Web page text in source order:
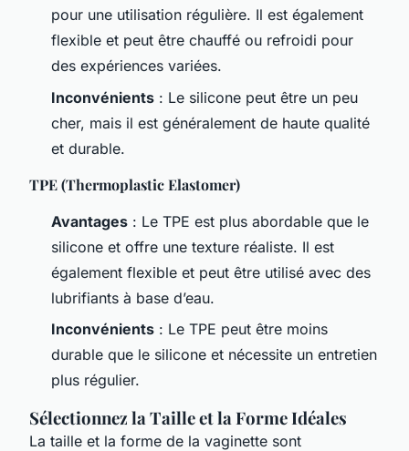
pour une utilisation régulière. Il est également
flexible et peut être chauffé ou refroidi pour
des expériences variées.
Inconvénients : Le silicone peut être un peu
cher, mais il est généralement de haute qualité
et durable.
TPE (Thermoplastic Elastomer)
Avantages : Le TPE est plus abordable que le
silicone et offre une texture réaliste. Il est
également flexible et peut être utilisé avec des
lubrifiants à base d’eau.
Inconvénients : Le TPE peut être moins
durable que le silicone et nécessite un entretien
plus régulier.
Sélectionnez la Taille et la Forme Idéales
La taille et la forme de la vaginette sont